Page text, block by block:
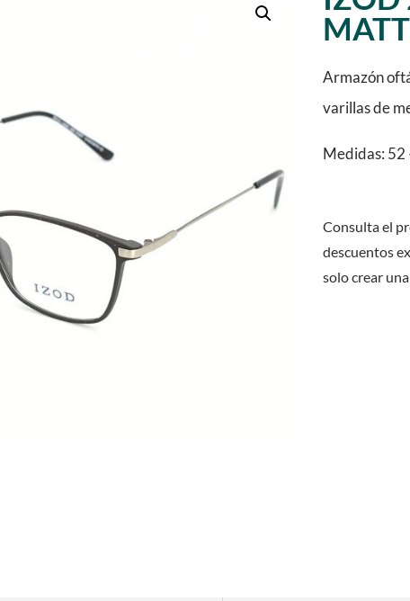
Armazón
varillas de
Medidas: 52
Consulta el
descuentos
solo crear